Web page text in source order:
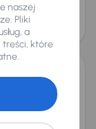
naszej
Pliki
a
treści, które